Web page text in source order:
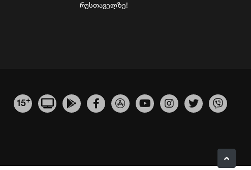
რუსთაველზე!
15+